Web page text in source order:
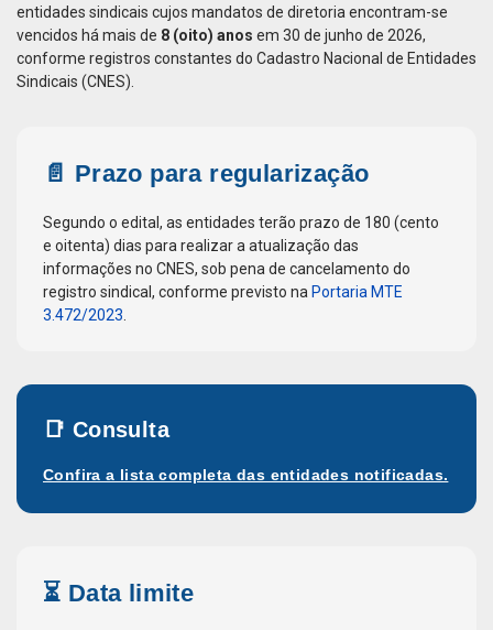
entidades sindicais cujos mandatos de diretoria encontram-se
vencidos há mais de 8 (oito) anos em 30 de junho de 2026,
conforme registros constantes do Cadastro Nacional de Entidades
Sindicais (CNES).
📄 Prazo para regularização
Segundo o edital, as entidades terão prazo de 180 (cento
e oitenta) dias para realizar a atualização das
informações no CNES, sob pena de cancelamento do
registro sindical, conforme previsto na Portaria MTE
3.472/2023.
📑 Consulta
Confira a lista completa das entidades notificadas.
⏳ Data limite